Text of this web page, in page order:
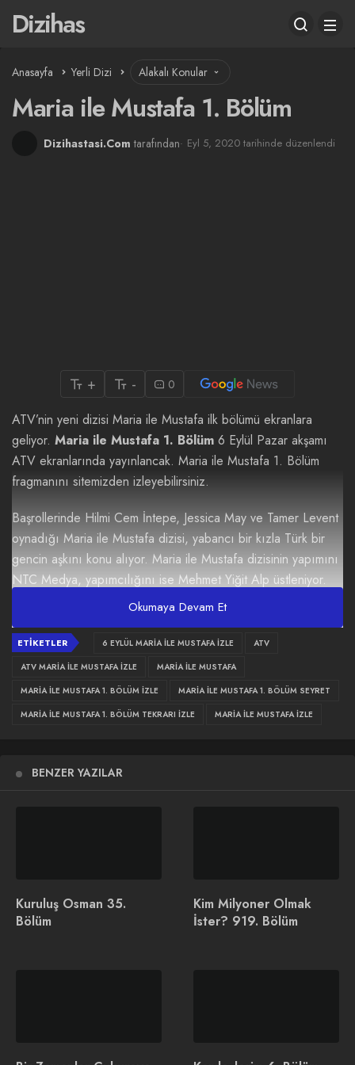
Dizihas
Anasayfa Yerli Dizi Alakalı Konular
Maria ile Mustafa 1. Bölüm
Dizihastasi.Com tarafından Eyl 5, 2020 tarihinde düzenlendi
+ - 0
ATV’nin yeni dizisi Maria ile Mustafa ilk bölümü ekranlara
geliyor. Maria ile Mustafa 1. Bölüm 6 Eylül Pazar akşamı
ATV ekranlarında yayınlancak. Maria ile Mustafa 1. Bölüm
fragmanını sitemizden izleyebilirsiniz.
Başrollerinde Hilmi Cem İntepe, Jessica May ve Tamer Levent
oynadığı Maria ile Mustafa dizisi, yabancı bir kızla Türk bir
gencin aşkını konu alıyor. Maria ile Mustafa dizisinin yapımını
NTC Medya, yapımcılığını ise Mehmet Yiğit Alp üstleniyor.
Çekimleri Kapadokya Ürgüp’te gerçekleştirilen dizinin
yönetmen koltuğuna usta yönetmen Faruk Teber oturuyor.
Kolombiya’dan Türkiye’ye gelen Maria ile Ürgüp’ün tanınmış
ailesinin veliahdı olan Mustafa’nın aşk hikayesini heyecanla
izleyeceğiz.
Maria ile Mustafa 1. Bölüm Fragmanı
Okumaya Devam Et
ETIKETLER 6 EYLÜL MARIA ILE MUSTAFA IZLE
ATV
ATV MARIA ILE MUSTAFA IZLE
MARIA ILE MUSTAFA
MARIA ILE MUSTAFA 1. BÖLÜM IZLE
MARIA ILE MUSTAFA 1. BÖLÜM SEYRET
MARIA ILE MUSTAFA 1. BÖLÜM TEKRARI IZLE
MARIA ILE MUSTAFA IZLE
BENZER YAZILAR
Kuruluş Osman 35.
Bölüm
Kim Milyoner Olmak
İster? 919. Bölüm